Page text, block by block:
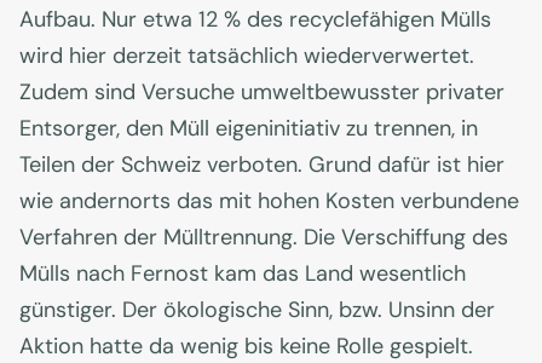
Aufbau. Nur etwa 12 % des recyclefähigen Mülls
wird hier derzeit tatsächlich wiederverwertet.
Zudem sind Versuche umweltbewusster privater
Entsorger, den Müll eigeninitiativ zu trennen, in
Teilen der Schweiz verboten. Grund dafür ist hier
wie andernorts das mit hohen Kosten verbundene
Verfahren der Mülltrennung. Die Verschiffung des
Mülls nach Fernost kam das Land wesentlich
günstiger. Der ökologische Sinn, bzw. Unsinn der
Aktion hatte da wenig bis keine Rolle gespielt.